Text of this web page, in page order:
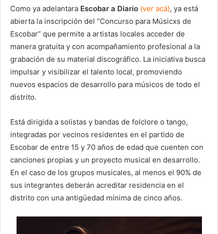
Como ya adelantara Escobar a Diario (ver acá), ya está
abierta la inscripción del “Concurso para Músicxs de
Escobar” que permite a artistas locales acceder de
manera gratuita y con acompañamiento profesional a la
grabación de su material discográfico. La iniciativa busca
impulsar y visibilizar el talento local, promoviendo
nuevos espacios de desarrollo para músicos de todo el
distrito.
Está dirigida a solistas y bandas de folclore o tango,
integradas por vecinos residentes en el partido de
Escobar de entre 15 y 70 años de edad que cuenten con
canciones propias y un proyecto musical en desarrollo.
En el caso de los grupos musicales, al menos el 90% de
sus integrantes deberán acreditar residencia en el
distrito con una antigüedad mínima de cinco años.